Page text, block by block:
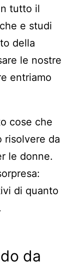
tutto il
e studi
della
le nostre
entriamo
cose che
risolvere da
le donne.
di quanto
da